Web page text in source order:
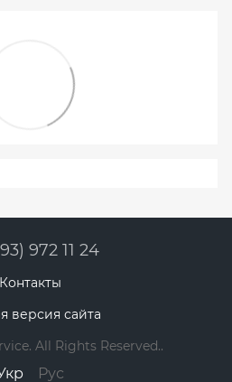
972 11 24
Контакты
версия сайта
All Rights Reserved..
Рус